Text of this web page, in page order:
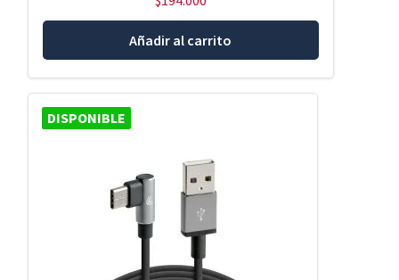
Añadir al carrito
DISPONIBLE